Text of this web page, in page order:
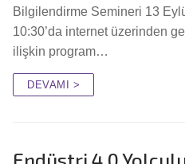
Bilgilendirme Semineri 13
10:30’da internet üzerinden
ilişkin program…
DEVAMI >